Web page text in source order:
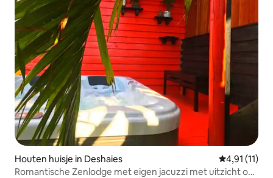
Houten huisje in Deshaies Gemiddelde
4,91 (11)
Romantische Zenlodge met eigen jacuzzi met uitzicht op